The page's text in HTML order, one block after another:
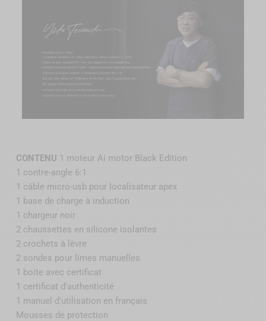
CONTENU 1 moteur Ai motor Black Edition
1 contre-angle 6:1
1 câble micro-usb pour localisateur apex
1 base de charge à induction
1 chargeur noir
2 chaussettes en silicone isolantes
2 crochets à lèvre
2 sondes pour limes manuelles
1 boite avec certificat
1 certificat d'authenticité
1 manuel d'utilisation en français
Mousses de protection